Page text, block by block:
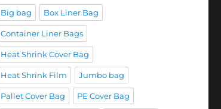
Big bag Box Liner Bag
Container Liner Bags
Heat Shrink Cover Bag
Heat Shrink Film Jumbo bag
Pallet Cover Bag PE Cover Bag